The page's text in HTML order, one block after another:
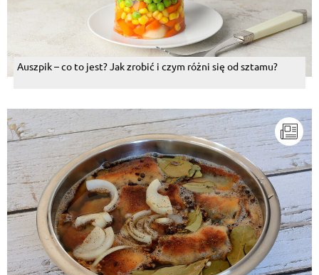
Auszpik – co to jest? Jak zrobić i czym różni się od sztamu?